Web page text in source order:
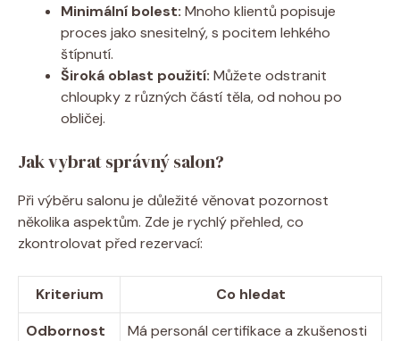
Minimální bolest: Mnoho klientů popisuje
proces jako snesitelný, s pocitem lehkého
štípnutí.
Široká oblast použití: Můžete odstranit
chloupky z různých částí těla, od nohou po
obličej.
Jak vybrat správný salon?
Při výběru salonu je důležité věnovat pozornost
několika aspektům. Zde je rychlý přehled, co
zkontrolovat před rezervací:
Kriterium
Co hledat
Odbornost
Má personál certifikace a zkušenosti